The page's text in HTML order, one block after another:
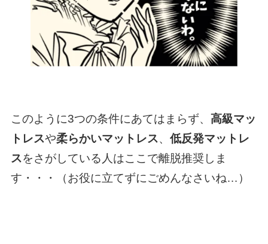
このように3つの条件にあてはまらず、 高級マッ
トレスや柔らかいマットレス、 低反発マットレ
スをさがしている人はここで離脱推奨しま
す・・・（お役に立てずにごめんなさいね…）